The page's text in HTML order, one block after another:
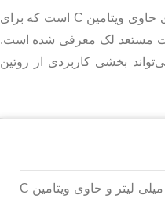
ژل شستشوی صورت اورلین – روشن کننده و جوان کننده یک شوینده ایتالیایی 150 میلی لیتری حاوی ویتامین C است که برای
مستعد لک معرفی شده است.
بخشی کاربردی از روتین
ژل شستشوی صورت اورلین – روشن کننده و جوان کننده شوینده‌ای ایتالیایی با حجم 150 میلی لیتر و حاوی ویتامین C